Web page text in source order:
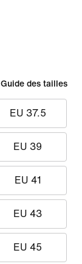
Guide des tailles
EU 37.5
EU 39
EU 41
EU 43
EU 45